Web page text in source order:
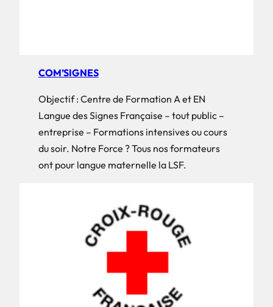
COM’SIGNES
Objectif : Centre de Formation A et EN
Langue des Signes Française – tout public –
entreprise – Formations intensives ou cours
du soir. Notre Force ? Tous nos formateurs
ont pour langue maternelle la LSF.